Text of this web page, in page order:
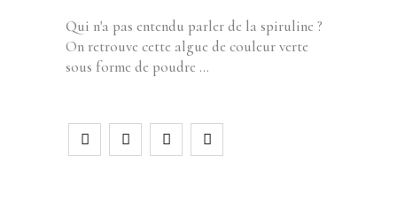
Qui n'a pas entendu parler de la spiruline ?
On retrouve cette algue de couleur verte
sous forme de poudre